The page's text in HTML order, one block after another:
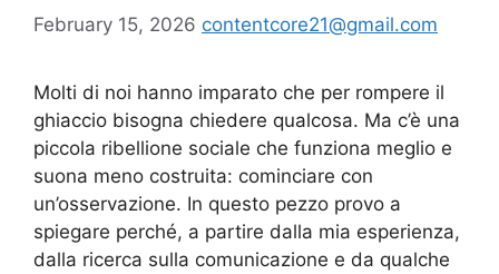
February 15, 2026 contentcore21@gmail.com
Molti di noi hanno imparato che per rompere il
ghiaccio bisogna chiedere qualcosa. Ma c’è una
piccola ribellione sociale che funziona meglio e
suona meno costruita: cominciare con
un’osservazione. In questo pezzo provo a
spiegare perché, a partire dalla mia esperienza,
dalla ricerca sulla comunicazione e da qualche